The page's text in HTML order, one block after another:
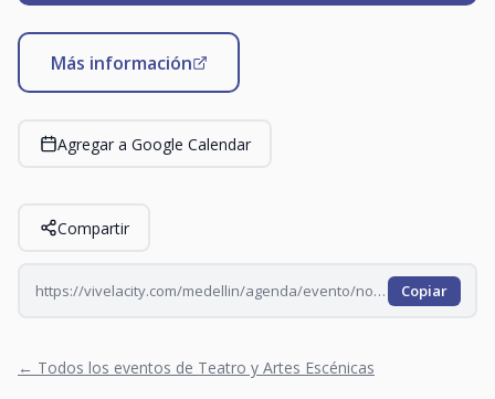
Más información
Agregar a Google Calendar
Compartir
https://vivelacity.com/medellin/agenda/evento/nohemi-sin-acudiente-stand-up-comedy-mpojypxh Copiar
← Todos los eventos de Teatro y Artes Escénicas